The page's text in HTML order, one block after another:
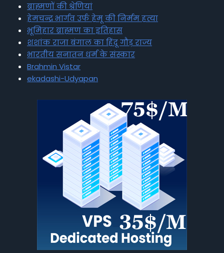
ब्राह्मणों की श्रेणियां
हेमचन्द्र भार्गव उर्फ हेमू की निर्मम हत्या
भूमिहार ब्राह्मण का इतिहास
शशांक राजा बंगाल का हिंदू गौड़ राज्य
भारतीय सनातन धर्म के संस्कार
Brahmin Vistar
ekadashi-Udyapan